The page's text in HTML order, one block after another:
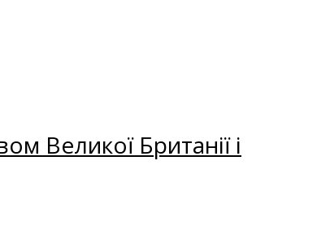
Великої Британії і